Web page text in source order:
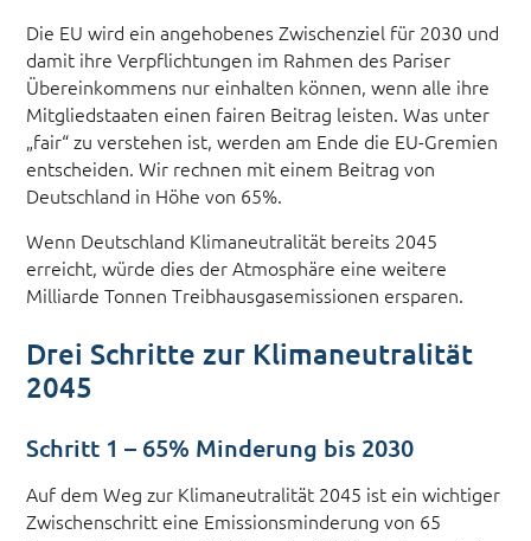
Die EU wird ein angehobenes Zwischenziel für 2030 und
damit ihre Verpflichtungen im Rahmen des Pariser
Übereinkommens nur einhalten können, wenn alle ihre
Mitgliedstaaten einen fairen Beitrag leisten. Was unter
„fair“ zu verstehen ist, werden am Ende die EU-Gremien
entscheiden. Wir rechnen mit einem Beitrag von
Deutschland in Höhe von 65%.
Wenn Deutschland Klimaneutralität bereits 2045
erreicht, würde dies der Atmosphäre eine weitere
Milliarde Tonnen Treibhausgasemissionen ersparen.
Drei Schritte zur Klimaneutralität
2045
Schritt 1 – 65% Minderung bis 2030
Auf dem Weg zur Klimaneutralität 2045 ist ein wichtiger
Zwischenschritt eine Emissionsminderung von 65